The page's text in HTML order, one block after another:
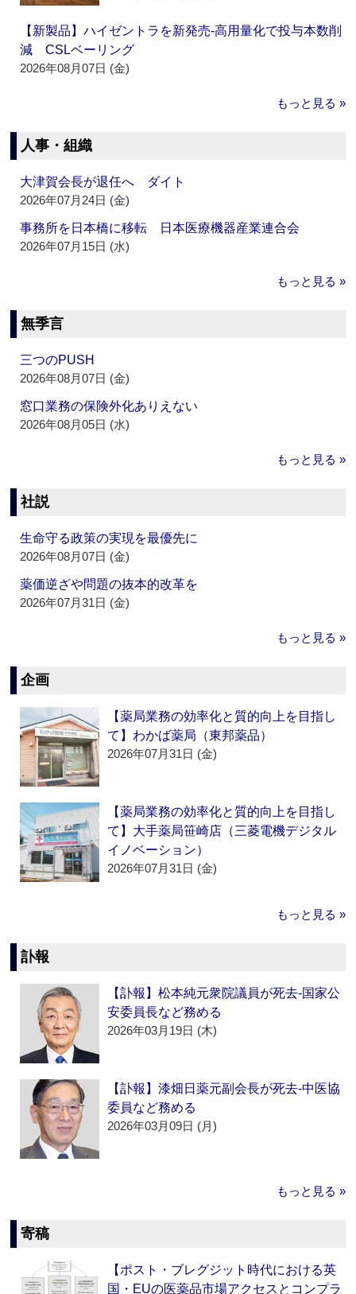
【新製品】ハイゼントラを新発売‐高用量化で投与本数削
減 CSLベーリング
2026年08月07日 (金)
もっと見る »
人事・組織
大津賀会長が退任へ ダイト
2026年07月24日 (金)
事務所を日本橋に移転 日本医療機器産業連合会
2026年07月15日 (水)
もっと見る »
無季言
三つのPUSH
2026年08月07日 (金)
窓口業務の保険外化ありえない
2026年08月05日 (水)
もっと見る »
社説
生命守る政策の実現を最優先に
2026年08月07日 (金)
薬価逆ざや問題の抜本的改革を
2026年07月31日 (金)
もっと見る »
企画
【薬局業務の効率化と質的向上を目指し
て】わかば薬局（東邦薬品）
2026年07月31日 (金)
【薬局業務の効率化と質的向上を目指し
て】大手薬局笹崎店（三菱電機デジタル
イノベーション）
2026年07月31日 (金)
もっと見る »
訃報
【訃報】松本純元衆院議員が死去‐国家公
安委員長など務める
2026年03月19日 (木)
【訃報】漆畑日薬元副会長が死去‐中医協
委員など務める
2026年03月09日 (月)
もっと見る »
寄稿
【ポスト・ブレグジット時代における英
国・EUの医薬品市場アクセスとコンプラ